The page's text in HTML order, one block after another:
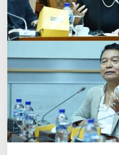
r
u
s
B
u
l
a
g
,
T